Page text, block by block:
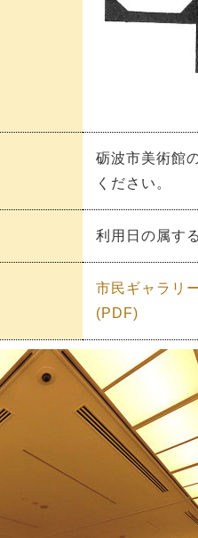
砺波市美術館
ください。
利用日の属す
市民ギャラリ
(PDF)